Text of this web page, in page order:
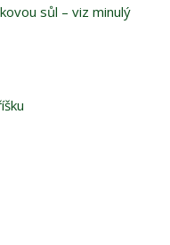
sůl – viz minulý